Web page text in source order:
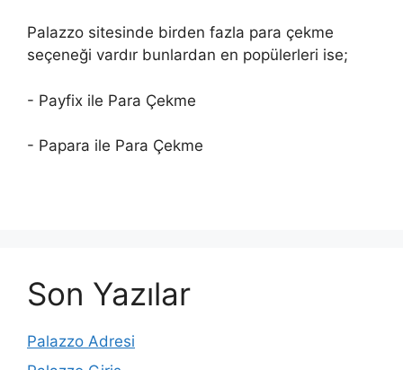
Palazzo sitesinde birden fazla para çekme
seçeneği vardır bunlardan en popülerleri ise;
- Payfix ile Para Çekme
- Papara ile Para Çekme
Son Yazılar
Palazzo Adresi